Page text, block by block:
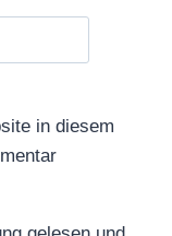
in diesem